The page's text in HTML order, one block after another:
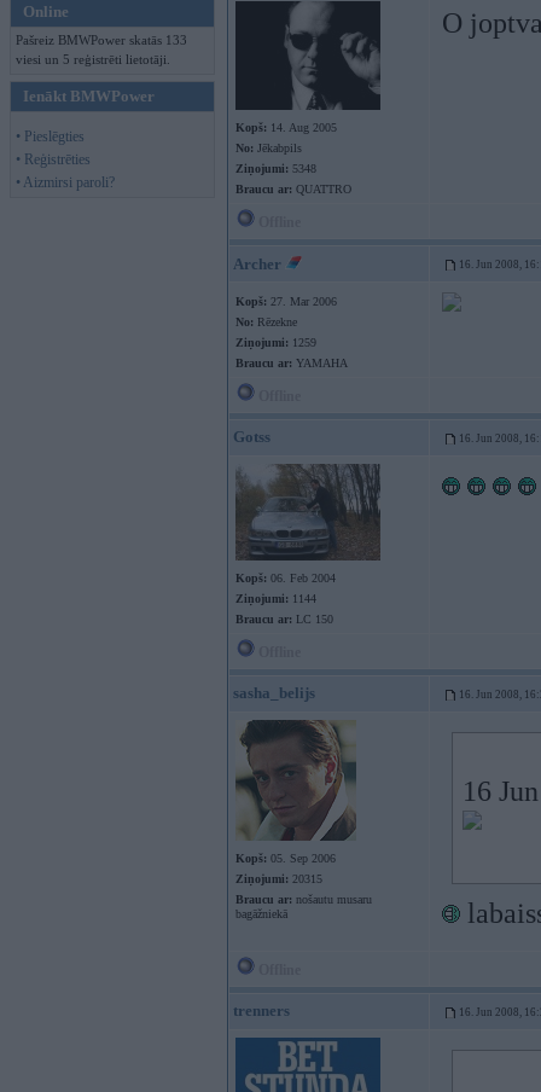
Online
Pašreiz BMWPower skatās 133
viesi un 5 reģistrēti lietotāji.
Ienākt BMWPower
• Pieslēgties
• Reģistrēties
• Aizmirsi paroli?
Kopš: 14. Aug 2005
No: Jēkabpils
Ziņojumi: 5348
Braucu ar: QUATTRO
O
Archer 16. Jun 2008,
Kopš: 27. Mar 2006
No: Rēzekne
Ziņojumi: 1259
Braucu ar: YAMAHA
Gotss 16. Jun 2008,
Kopš: 06. Feb 2004
Ziņojumi: 1144
Braucu ar: LC 150
sasha_belijs 16. Jun 2008,
Kopš: 05. Sep 2006
Ziņojumi: 20315
Braucu ar: nošautu musaru
bagāžniekā
16
trenners 16. Jun 2008,